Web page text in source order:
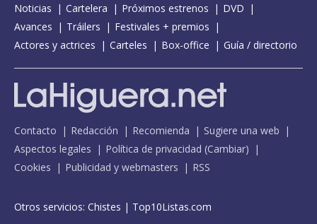
Noticias Cartelera Próximos estrenos
DVD
Avances
Tráilers
Festivales + premios
Actores y actrices
Carteles Box-office Guía / directorio
Contacto Redacción Recomienda
Sugiere una web
Aspectos legales
Política de privacidad (Cambiar)
Cookies
Publicidad y webmasters RSS
Otros servicios: Chistes | Top10Listas.com